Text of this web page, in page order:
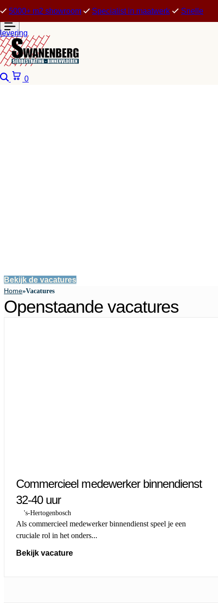
5000+ m2 showroom Specialist in maatwerk Snelle
levering
Zoeken
0
Bekijk de vacatures
Home»Vacatures
Openstaande vacatures
Commercieel medewerker binnendienst
32-40 uur
's-Hertogenbosch
Als commercieel medewerker binnendienst speel je een
cruciale rol in het onders...
Bekijk vacature